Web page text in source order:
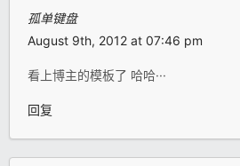
孤单键盘
August 9th, 2012 at 07:46 pm
看上博主的模板了 哈哈···
回复